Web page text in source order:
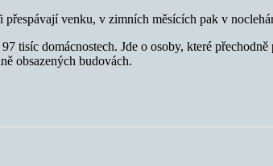
venku, v zimních měsících pak v
tisíc domácnostech. Jde o osoby, které
obsazených budovách.